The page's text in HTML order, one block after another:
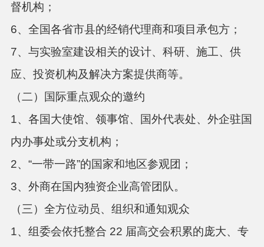
督机构；
6、全国各省市县的经销代理商和项目承包方；
7、与实验室建设相关的设计、科研、施工、供
应、投资机构及解决方案提供商等。
（二）国际重点观众的邀约
1、各国大使馆、领事馆、国外代表处、外企驻国
内办事处或分支机构；
2、“一带一路”的国家和地区参观团；
3、外商在国内独资企业高管团队。
（三）全方位动员、组织和通知观众
1、组委会依托整合 22 届高交会积累的庞大、专